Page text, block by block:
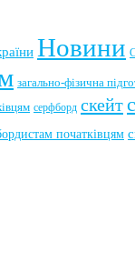
Новини
загально-фізична
серфборд скейт
початківцям